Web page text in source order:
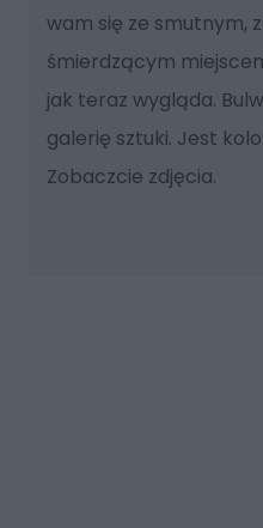
wam się ze smutnym,
śmierdzącym
jak teraz wygląda.
galerię sztuki. Jest
Zobaczcie zdjęcia.